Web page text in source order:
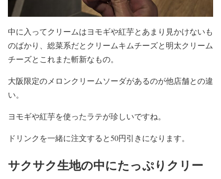
中に入ってクリームはヨモギや紅芋とあまり見かけないも
のばかり、総菜系だとクリームキムチーズと明太クリーム
チーズとこれまた斬新なもの。
大阪限定のメロンクリームソーダがあるのが他店舗との違
い。
ヨモギや紅芋を使ったラテが珍しいですね。
ドリンクを一緒に注文すると50円引きになります。
サクサク生地の中にたっぷりクリー